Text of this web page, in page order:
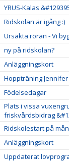
YRUS-Kalas
Ridskolan är igång :)
Ursäkta röran - Vi
ny på ridskolan?
Anläggningskort
Hoppträning Jennifer
Födelsedagar
Plats i vissa
friskvårdsbidrag
Ridskolestart på
Anläggningskort
Uppdaterat